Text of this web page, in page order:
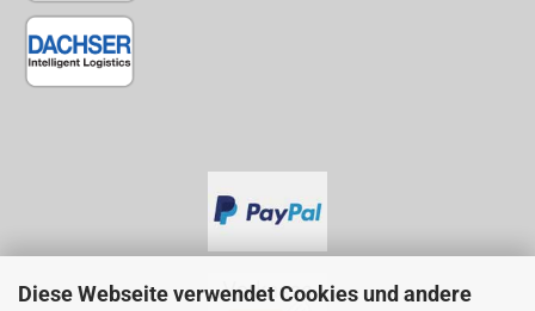
Diese Webseite verwendet Cookies und andere